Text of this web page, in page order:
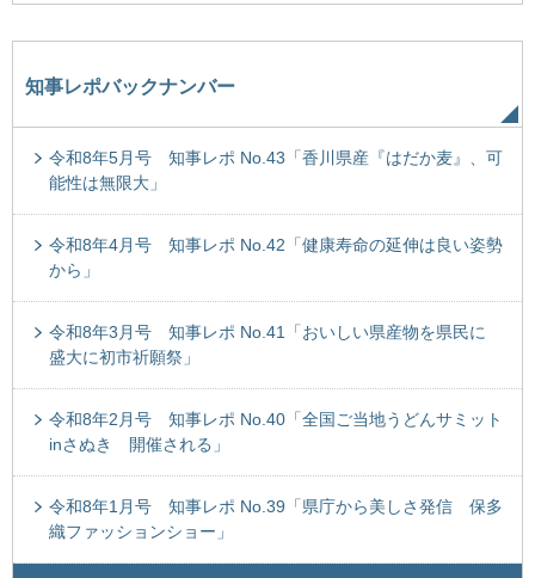
知事レポバックナンバー
令和8年5月号 知事レポ No.43「香川県産『はだか麦』、可
能性は無限大」
令和8年4月号 知事レポ No.42「健康寿命の延伸は良い姿勢
から」
令和8年3月号 知事レポ No.41「おいしい県産物を県民に
盛大に初市祈願祭」
令和8年2月号 知事レポ No.40「全国ご当地うどんサミット
inさぬき 開催される」
令和8年1月号 知事レポ No.39「県庁から美しさ発信 保多
織ファッションショー」